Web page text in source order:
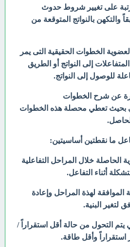
على تغيير شروط حدوث
والتكهن بالنواتج المتوقعة من
الخطوات الحقيقية التى يمر
إلى النواتج أو الطريق
للوصول إلى النواتج.
عن شرح الخطوات
بحيث تعطي محصلة هذه الخطوات
ما نقطتين أساسيتين:
الحاصلة خلال المراحل التفاعلية
أثناء التفاعل.
لهذة المراحل وإعادة
لتغير البنية.
يتم التحول من حالة أقل استقراراً /
استقراراً وأقل طاقة.